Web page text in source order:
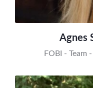
Agnes
FOBI - Team